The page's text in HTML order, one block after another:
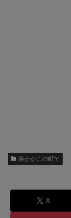
誰かがこの町で
X